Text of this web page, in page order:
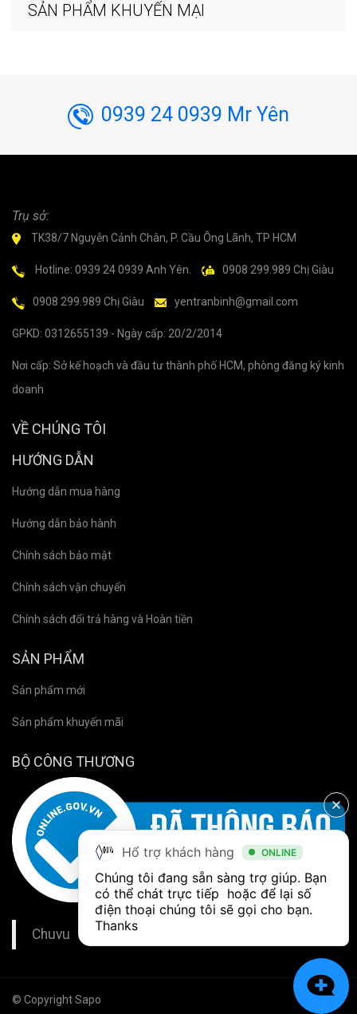
SẢN PHẨM KHUYẾN MẠI
0939 24 0939 Mr Yên
Trụ sở:
TK38/7 Nguyễn Cảnh Chân, P. Cầu Ông Lãnh, TP HCM
Hotline: 0939 24 0939 Anh Yên. 0908 299.989 Chị Giàu
0908 299.989 Chị Giàu yentranbinh@gmail.com
GPKD: 0312655139 - Ngày cấp: 20/2/2014
Nơi cấp: Sở kế hoạch và đầu tư thành phố HCM, phòng đăng ký kinh
doanh
VỀ CHÚNG TÔI
HƯỚNG DẪN
Hướng dẫn mua hàng
Hướng dẫn bảo hành
Chính sách bảo mật
Chính sách vận chuyển
Chính sách đổi trả hàng và Hoàn tiền
SẢN PHẨM
Sản phẩm mới
Sản phẩm khuyến mãi
BỘ CÔNG THƯƠNG
Chuvu
© Copyright Sapo
Hổ trợ khách hàng ONLINE
Chúng tôi đang sẵn sàng trợ giúp. Bạn
có thể chát trực tiếp  hoặc để lại số
điện thoại chúng tôi sẽ gọi cho bạn.
Thanks